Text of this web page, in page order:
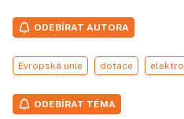
ODEBÍRAT AUTORA
Evropská unie dotace
ODEBÍRAT TÉMA